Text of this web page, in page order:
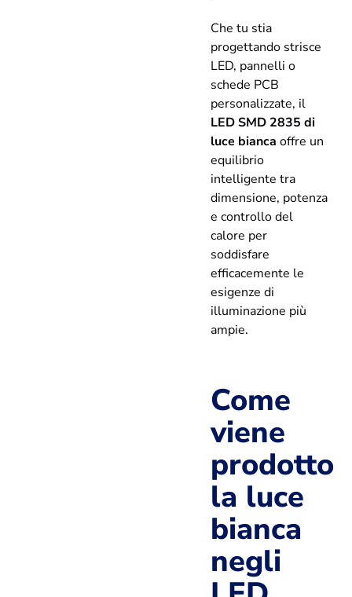
Che tu stia
progettando strisce
LED, pannelli o
schede PCB
personalizzate, il
LED SMD 2835 di
luce bianca offre un
equilibrio
intelligente tra
dimensione, potenza
e controllo del
calore per
soddisfare
efficacemente le
esigenze di
illuminazione più
ampie.
Come
viene
prodotto
la luce
bianca
negli